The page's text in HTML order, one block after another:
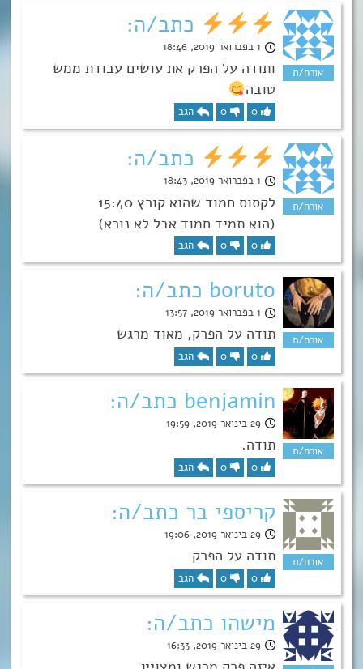
כתב/ה:
1 בפברואר 2019, 18:46
ותודה על הפרק את עושים עבודת ממש
טובה
0
0 הגב
כתב/ה:
1 בפברואר 2019, 18:43
לקסוס חמוד שהוא קורץ 15:40
(הוא תמיד חמוד אבל לא נורא)
0
0 הגב
boruto כתב/ה:
1 בפברואר 2019, 13:57
תודה על הפרק, מאוד מרגש
0
0 הגב
benjamin כתב/ה:
29 בינואר 2019, 19:59
תודה.
0
0 הגב
קריספי בר כתב/ה:
29 בינואר 2019, 19:06
תודה על הפרק
0
0 הגב
מישהו כתב/ה:
29 בינואר 2019, 16:33